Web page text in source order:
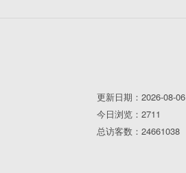
更新日期：2026-08-06
今日浏览：2711
总访客数：24661038